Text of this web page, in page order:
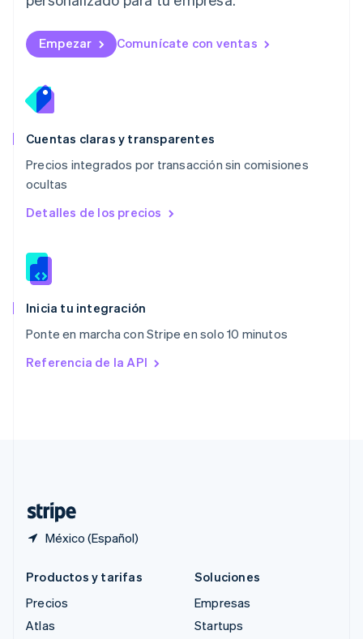
Empezar Comunícate con ventas
Cuentas claras y transparentes
Precios integrados por transacción sin comisiones
ocultas
Detalles de los precios
Inicia tu integración
Ponte en marcha con Stripe en solo 10 minutos
Referencia de la API
México (Español)
English 简体中文
English
México
Noruega
English
English
NederlandsEnglish
Polonia
English
RAE de Hong Kong, China
Reino Unido
English
English
English
Productos y tarifas
Precios
Atlas
Soluciones
Empresas
Startups